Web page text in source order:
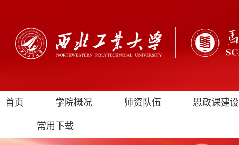
首页 学院概况 师资队伍 思政课建设
常用下载